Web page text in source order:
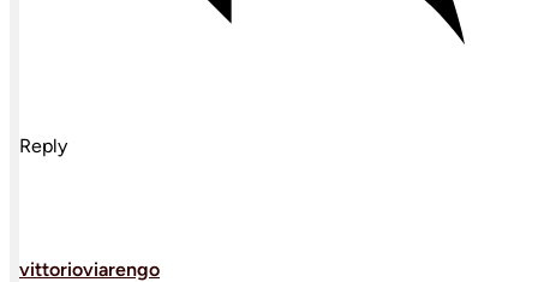
Reply
vittorioviarengo